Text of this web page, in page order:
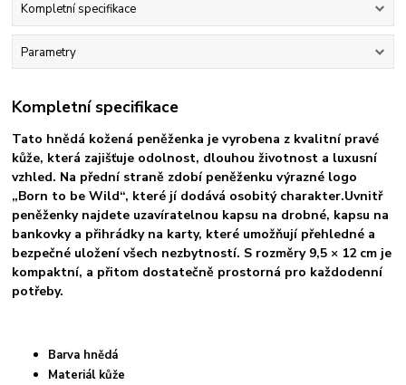
Kompletní specifikace
Parametry
Kompletní specifikace
Tato hnědá kožená peněženka je vyrobena z kvalitní pravé
kůže, která zajišťuje odolnost, dlouhou životnost a luxusní
vzhled. Na přední straně zdobí peněženku výrazné logo
„Born to be Wild“, které jí dodává osobitý charakter.Uvnitř
peněženky najdete uzavíratelnou kapsu na drobné, kapsu na
bankovky a přihrádky na karty, které umožňují přehledné a
bezpečné uložení všech nezbytností. S rozměry 9,5 × 12 cm je
kompaktní, a přitom dostatečně prostorná pro každodenní
potřeby.
Barva hnědá
Materiál kůže